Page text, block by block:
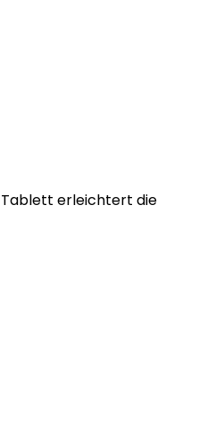
Tablett erleichtert die